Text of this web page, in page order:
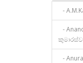
-
-
-